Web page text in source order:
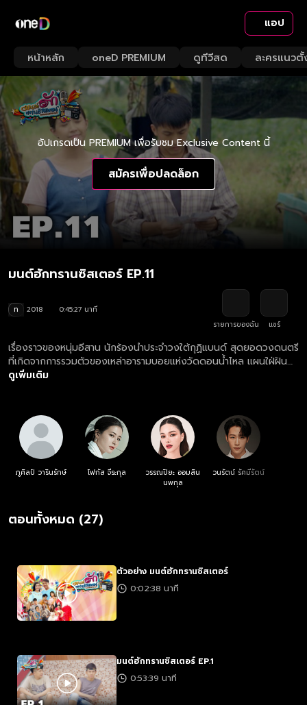
แอป
หน้าหลัก oneD PREMIUM ดูทีวีสด ละครแนวตั้
อัปเกรดเป็น PREMIUM เพื่อรับชม Exclusive Content นี้
สมัครเพื่อปลดล็อก
มนต์ฮักทรานซิสเตอร์ EP.11
ท 2018
0:45:27 นาที
รายการของฉัน
แชร์
เรื่องราวของหนุ่มอีสาน นักร้องนำประจำวงใต้กุฏิแบนด์ สุดยอดวงดนตรี
ที่เกิดจากการรวมตัวของเหล่าอารามบอยแห่งวัดดอนน้ำไหล แผนใฝ่ฝัน
อย่างเป็นนักร้อง แต่เส้นทางความฝันของเขาก็ไม่ง่ายอย่างที่ตั้งใจไว้ รวม
ดูเพิ่มเติม
ภูศิลป์ วารินรักษ์ โฟกัส จีระกุล
วรรณปิยะ ออมสิน
นพกุล
วนรัตน์ รัศมีรัตน์
ตอนทั้งหมด (27)
ตัวอย่าง มนต์ฮักทรานซิสเตอร์
0:02:38 นาที
มนต์ฮักทรานซิสเตอร์ EP.1
0:53:39 นาที